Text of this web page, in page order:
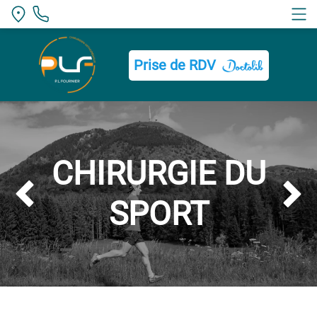
Prise de RDV
CHIRURGIE DU
SPORT
 